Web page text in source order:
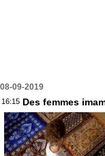
08-09-2019
16:15 Des femmes